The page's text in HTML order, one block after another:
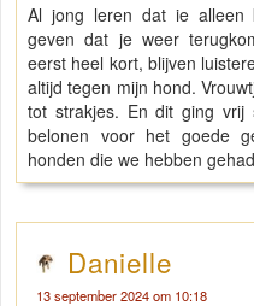
Al jong leren dat ie alleen
geven dat je weer
eerst heel kort, blijven
altijd tegen mijn hond.
tot strakjes. En dit ging vrij
belonen voor het goede
honden die we hebben
Danielle
13 september 2024 om 10:18